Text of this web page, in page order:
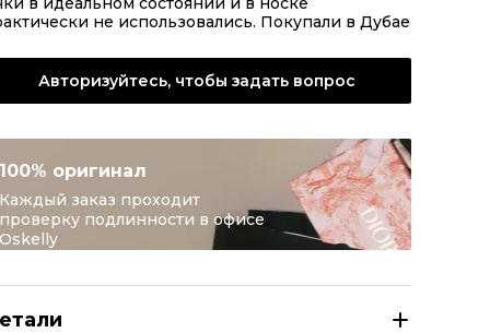
не использовались. Покупали в Дубае
Авторизуйтесь, чтобы задать вопрос
100% оригинал
Каждый заказ проходит
проверку подлинности в офисе
Oskelly